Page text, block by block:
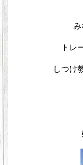
み
トレ
しつけ